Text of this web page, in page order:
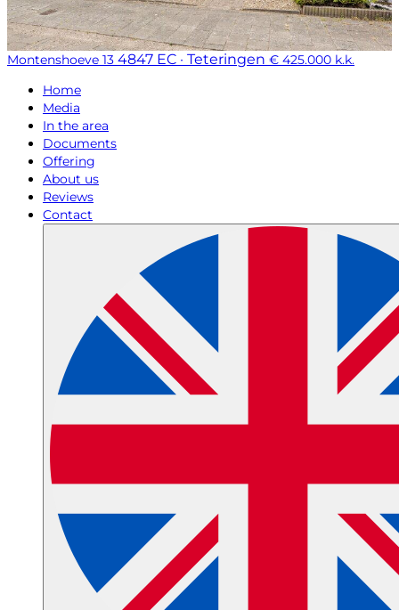
Montenshoeve 13 4847 EC · Teteringen € 425.000 k.k.
Home
Media
In the area
Documents
Offering
About us
Reviews
Contact